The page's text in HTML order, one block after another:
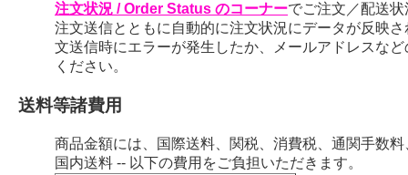
注文状況 / Order Status のコーナーでご注文／配送
注文送信とともに自動的に注文状況にデータが反映
文送信時にエラーが発生したか、メールアドレスな
ください。
送料等諸費用
商品金額には、国際送料、関税、消費税、通関手数
国内送料 -- 以下の費用をご負担いただきます。